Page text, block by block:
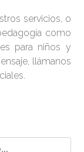
servicios, o
como
para niños y
llámanos